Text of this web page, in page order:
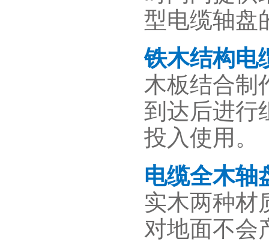
型电缆轴盘
铁木结构电
木板结合制
到达后进行
投入使用。
电缆全木轴
实木两种材
对地面不会